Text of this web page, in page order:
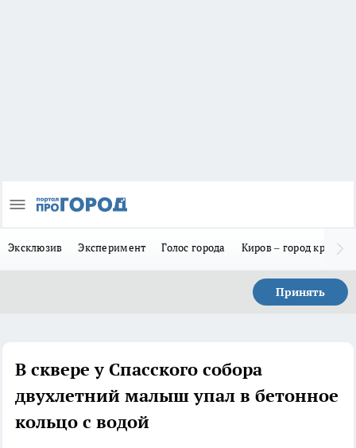
Эксклюзив Эксперимент Голос города Киров – город
Принять
В сквере у Спасского собора
двухлетний малыш упал в бетонное
кольцо с водой